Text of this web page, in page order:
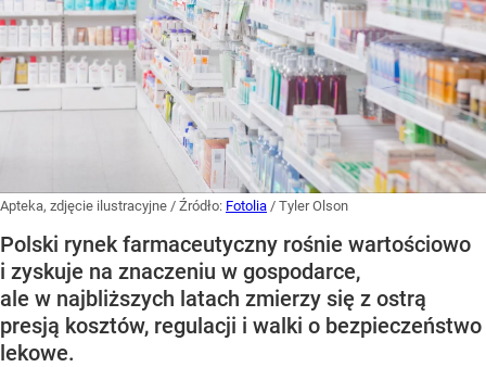
Apteka, zdjęcie ilustracyjne / Źródło: Fotolia / Tyler Olson
Polski rynek farmaceutyczny rośnie wartościowo
i zyskuje na znaczeniu w gospodarce,
ale w najbliższych latach zmierzy się z ostrą
presją kosztów, regulacji i walki o bezpieczeństwo
lekowe.